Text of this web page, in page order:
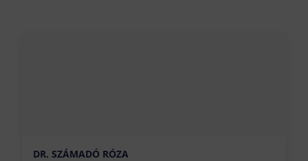
DR. SZÁMADÓ RÓZA